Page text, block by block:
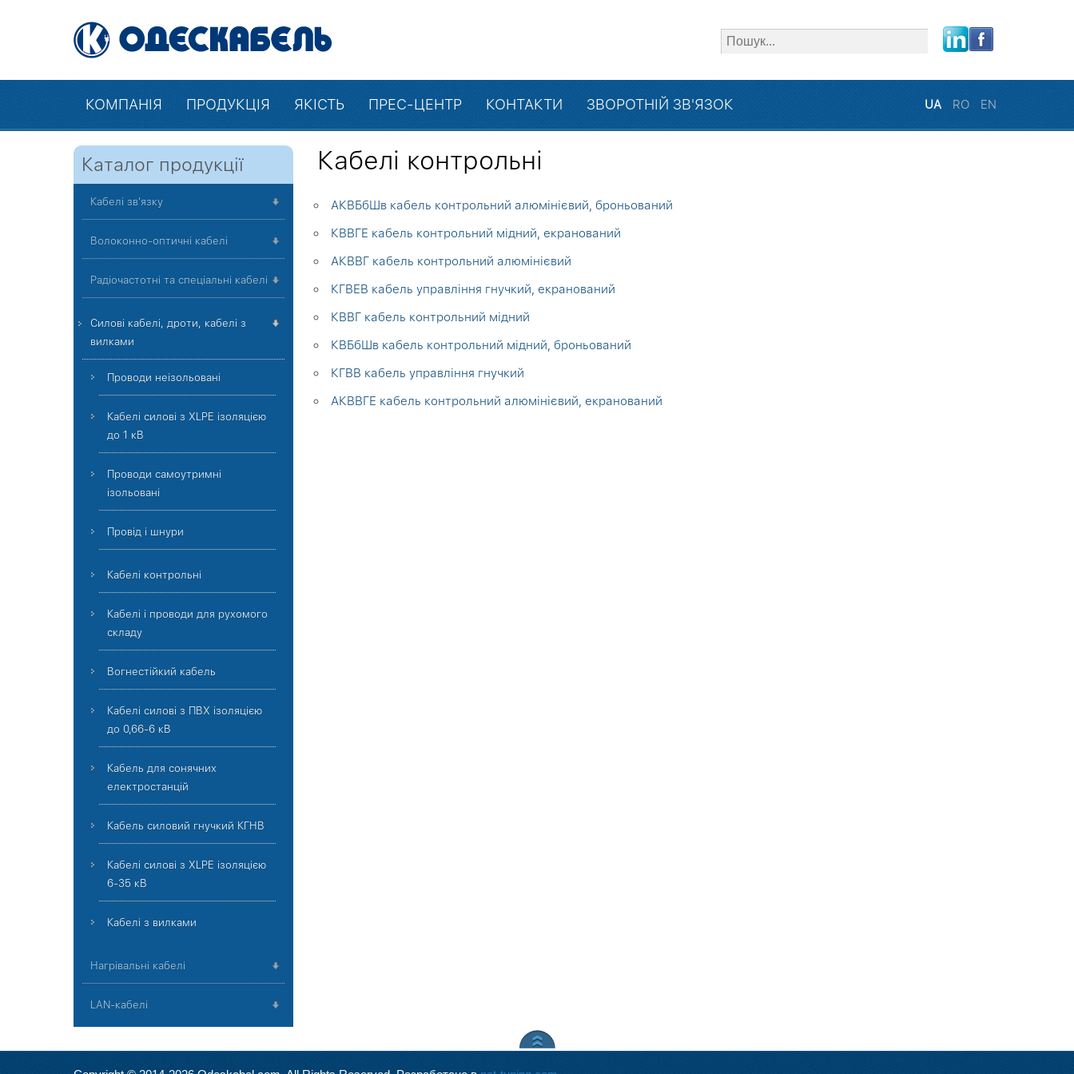
КОМПАНІЯ ПРОДУКЦІЯ ЯКІСТЬ ПРЕС-ЦЕНТР КОНТАКТИ ЗВОРОТНІЙ ЗВ'ЯЗОК UA RO EN
Каталог продукції
Кабелі зв'язку
Волоконно-оптичні кабелі
Радіочастотні та спеціальні кабелі
Силові кабелі, дроти, кабелі з
вилками
Проводи неізольовані
Кабелі силові з XLPE ізоляцією
до 1 кВ
Проводи самоутримні
ізольовані
Провід і шнури
Кабелі контрольні
Кабелі і проводи для рухомого
складу
Вогнестійкий кабель
Кабелі силові з ПВХ ізоляцією
до 0,66-6 кВ
Кабель для сонячних
електростанцій
Кабель силовий гнучкий КГНВ
Кабелі силові з XLPE ізоляцією
6-35 кВ
Кабелі з вилками
Нагрівальні кабелі
LAN-кабелі
Кабелі контрольні
АКВБбШв кабель контрольний алюмінієвий, броньований
КВВГЕ кабель контрольний мідний, екранований
АКВВГ кабель контрольний алюмінієвий
КГВЕВ кабель управління гнучкий, екранований
КВВГ кабель контрольний мідний
КВБбШв кабель контрольний мідний, броньований
КГВВ кабель управління гнучкий
АКВВГЕ кабель контрольний алюмінієвий, екранований
close